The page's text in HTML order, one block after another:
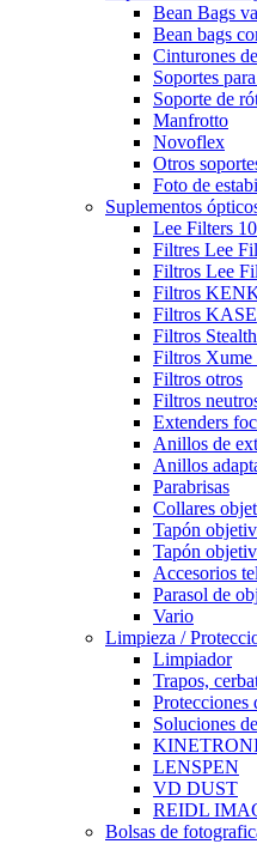
Bean Bags
Bean bags
Cinturones
Soportes
Soporte de
Manfrotto
Novoflex
Otros
Foto de
Suplementos
Lee Filters
Filtres Lee
Filtros Lee
Filtros
Filtros KASE
Filtros
Filtros
Filtros otros
Filtros
Extenders
Anillos de
Anillos
Parabrisas
Collares
Tapón
Tapón
Accesorios
Parasol de
Vario
Limpieza /
Limpiador
Trapos,
Protecciones
Soluciones
LENSPEN
VD DUST
REIDL
Bolsas de